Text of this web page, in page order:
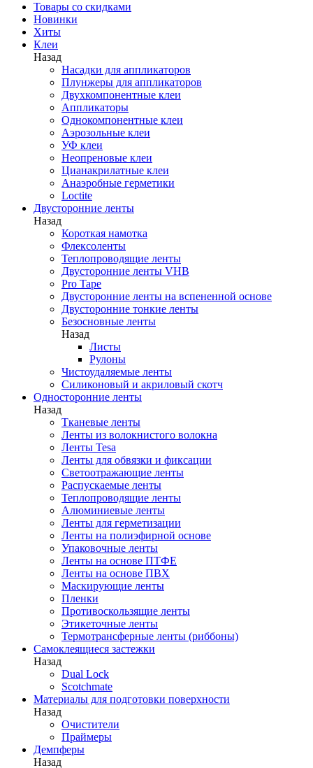
Товары со скидками
Новинки
Хиты
Клеи
Назад
Насадки для аппликаторов
Плунжеры для аппликаторов
Двухкомпонентные клеи
Аппликаторы
Однокомпонентные клеи
Аэрозольные клеи
УФ клеи
Неопреновые клеи
Цианакрилатные клеи
Анаэробные герметики
Loctite
Двусторонние ленты
Назад
Короткая намотка
Флексоленты
Теплопроводящие ленты
Двусторонние ленты VHB
Pro Tape
Двусторонние ленты на вспененной основе
Двусторонние тонкие ленты
Безосновные ленты
Назад
Листы
Рулоны
Чистоудаляемые ленты
Силиконовый и акриловый скотч
Односторонние ленты
Назад
Тканевые ленты
Ленты из волокнистого волокна
Ленты Tesa
Ленты для обвязки и фиксации
Светоотражающие ленты
Распускаемые ленты
Теплопроводящие ленты
Алюминиевые ленты
Ленты для герметизации
Ленты на полиэфирной основе
Упаковочные ленты
Ленты на основе ПТФЕ
Ленты на основе ПВХ
Маскирующие ленты
Пленки
Противоскользящие ленты
Этикеточные ленты
Термотрансферные ленты (риббоны)
Cамоклеящиеся застежки
Назад
Dual Lock
Scotchmate
Материалы для подготовки поверхности
Назад
Очистители
Праймеры
Демпферы
Назад